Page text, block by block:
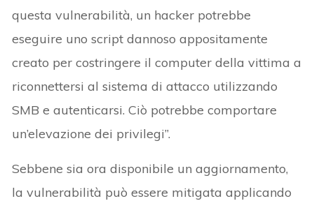
questa vulnerabilità, un hacker potrebbe
eseguire uno script dannoso appositamente
creato per costringere il computer della vittima a
riconnettersi al sistema di attacco utilizzando
SMB e autenticarsi. Ciò potrebbe comportare
un’elevazione dei privilegi”.
Sebbene sia ora disponibile un aggiornamento,
la vulnerabilità può essere mitigata applicando